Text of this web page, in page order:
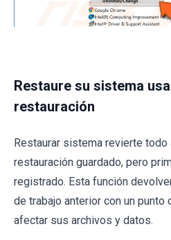
Restaure su sistema
restauración
Restaurar sistema revierte todo
restauración guardado, pero
registrado. Esta función
de trabajo anterior con un
afectar sus archivos y datos.